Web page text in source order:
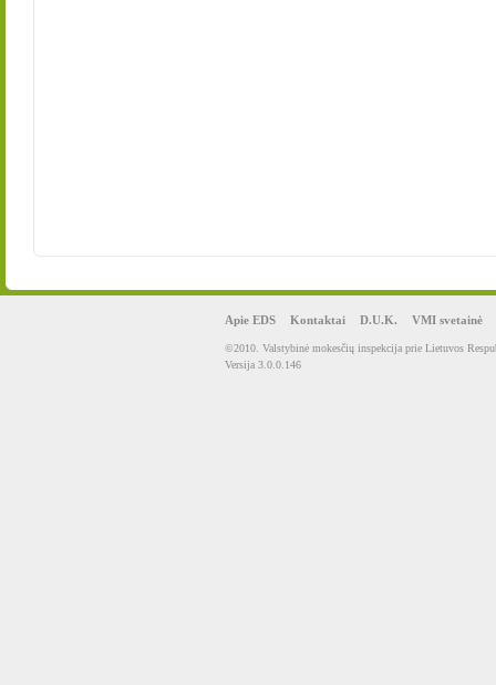
Apie EDS Kontaktai D.U.K. VMI svetainė
©2010. Valstybinė mokesčių inspekcija prie Lietuvos
Versija 3.0.0.146